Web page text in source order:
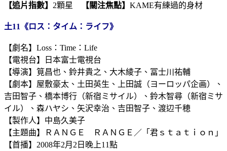
【追片指數】 2顆星 【關注焦點】 KAME有練過的身材
土11《ロス：タイム：ライフ》
【劇名】Loss：Time：Life
【電視台】日本富士電視台
【導演】筧昌也、鈴井貴之、大木綾子、冨士川祐輔
【劇本】屋敷豪太、土田英生、上田誠（ヨーロッパ企画）、
吉田智子、橋本博行（新宿ミサイル）、鈴木智尋（新宿ミサ
イル）、森ハヤシ、矢沢幸治、吉田智子、渡辺千穂
【製作人】中島久美子
【主題曲】ＲＡＮＧＥ ＲＡＮＧＥ／「君ｓｔａｔｉｏｎ」
【首播】2008年2月2日晚上11點